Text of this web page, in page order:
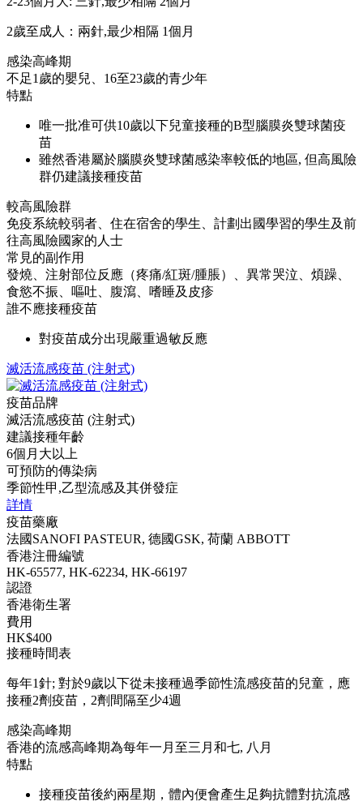
2歲至成人：兩針,最少相隔 1個月
感染高峰期
不足1歲的嬰兒、16至23歲的青少年
特點
唯一批准可供10歲以下兒童接種的B型腦膜炎雙球菌疫
苗
雖然香港屬於腦膜炎雙球菌感染率較低的地區, 但高風險
群仍建議接種疫苗
較高風險群
免疫系統較弱者、住在宿舍的學生、計劃出國學習的學生及前
往高風險國家的人士
常見的副作用
發燒、注射部位反應（疼痛/紅斑/腫脹）、異常哭泣、煩躁、
食慾不振、嘔吐、腹瀉、嗜睡及皮疹
誰不應接種疫苗
對疫苗成分出現嚴重過敏反應
滅活流感疫苗 (注射式)
疫苗品牌
滅活流感疫苗 (注射式)
建議接種年齡
6個月大以上
可預防的傳染病
季節性甲,乙型流感及其併發症
詳情
疫苗藥廠
法國SANOFI PASTEUR, 德國GSK, 荷蘭 ABBOTT
香港注冊編號
HK-65577, HK-62234, HK-66197
認證
香港衛生署
費用
HK$400
接種時間表
每年1針; 對於9歲以下從未接種過季節性流感疫苗的兒童，應
接種2劑疫苗，2劑間隔至少4週
感染高峰期
香港的流感高峰期為每年一月至三月和七, 八月
特點
接種疫苗後約兩星期，體內便會產生足夠抗體對抗流感